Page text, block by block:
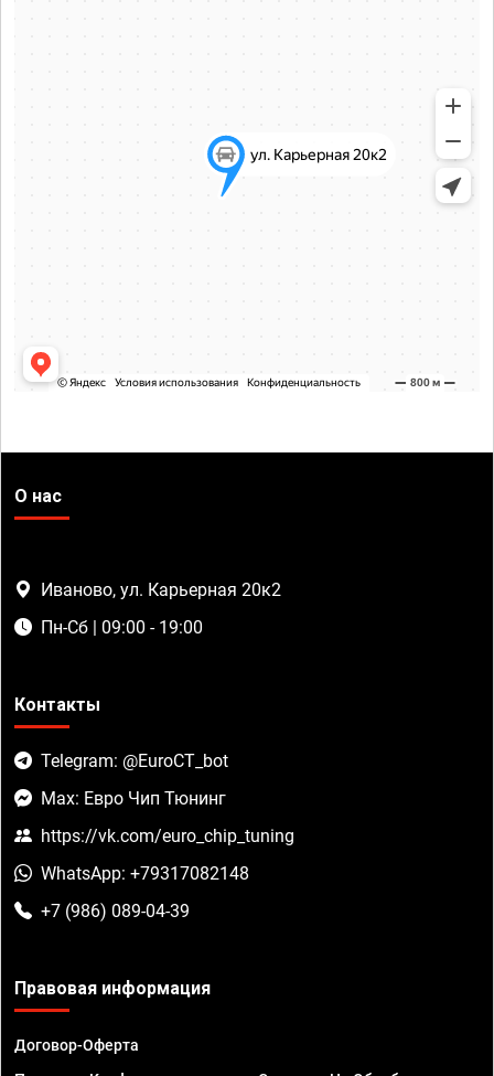
О нас
Иваново, ул. Карьерная 20к2
Пн-Сб | 09:00 - 19:00
Контакты
Telegram: @EuroCT_bot
Max: Евро Чип Тюнинг
https://vk.com/euro_chip_tuning
WhatsApp: +79317082148
+7 (986) 089-04-39
Правовая информация
Договор-Оферта